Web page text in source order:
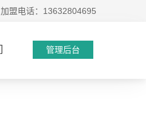
加盟电话：13632804695
管理后台